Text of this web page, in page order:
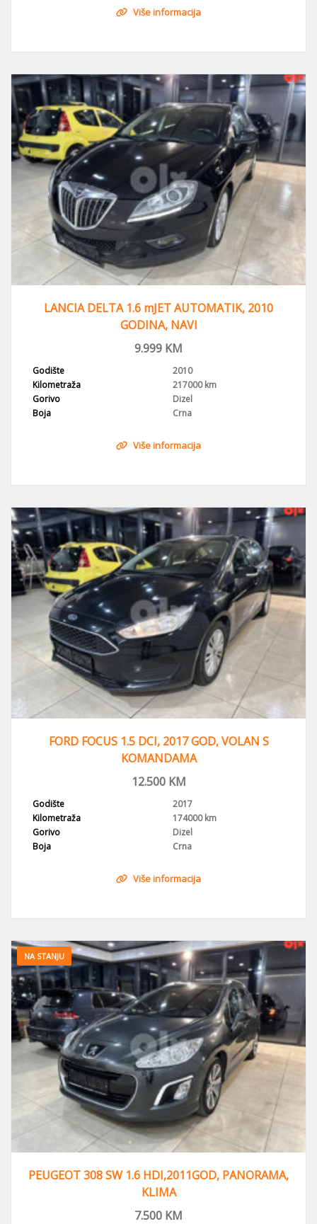
Više informacija
LANCIA DELTA 1.6 mJET AUTOMATIK, 2010
GODINA, NAVI
9.999 KM
Godište
2010
Kilometraža
217000 km
Gorivo
Dizel
Boja
Crna
Više informacija
FORD FOCUS 1.5 DCI, 2017 GOD, VOLAN S
KOMANDAMA
12.500KM
Godište
2017
Kilometraža
174000 km
Gorivo
Dizel
Boja
Crna
Više informacija
NA STANJU
PEUGEOT 308 SW 1.6 HDI,2011GOD, PANORAMA,
KLIMA
7.500 KM